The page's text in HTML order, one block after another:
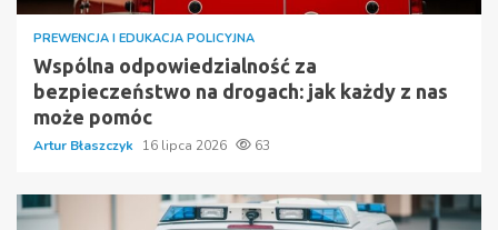
PREWENCJA I EDUKACJA POLICYJNA
Wspólna odpowiedzialność za
bezpieczeństwo na drogach: jak każdy z nas
może pomóc
Artur Błaszczyk 16 lipca 2026 63